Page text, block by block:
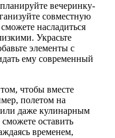
вечеринку-
совместную
насладиться
Украсьте
элементы с
ему современный
чтобы вместе
полетом на
даже кулинарным
оставить
временем,